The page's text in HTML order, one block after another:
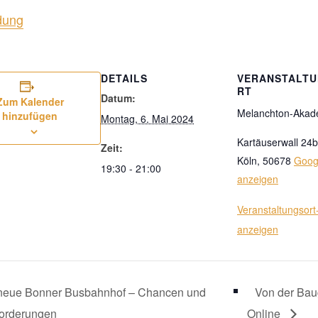
Kalender
hinzufügen
DETAILS
Datum:
Montag, 6. Mai 2024
Zeit:
19:30 - 21:00
RT
Melanchton-
Kartäuserwall 24b
Köln, 50678
anzeigen
anzeigen
Bonner Busbahnhof – Chancen und
Von der
Online